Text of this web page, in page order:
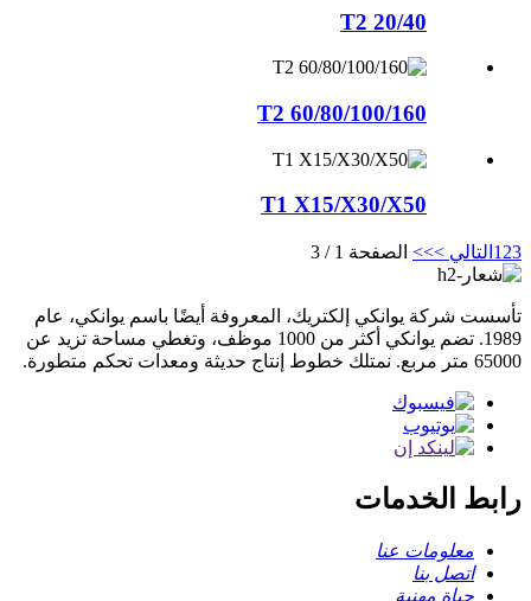
T2 20/40
T2 60/80/100/160
T1 X15/X30/X50
1 23 التالي >>> الصفحة 1 / 3
تأسست شركة يوانكي إلكتريك، المعروفة أيضًا باسم يوانكي، عام
1989. تضم يوانكي أكثر من 1000 موظف، وتغطي مساحة تزيد عن
65000 متر مربع. نمتلك خطوط إنتاج حديثة ومعدات تحكم متطورة.
رابط الخدمات
معلومات عنا
اتصل بنا
حياة مهنية